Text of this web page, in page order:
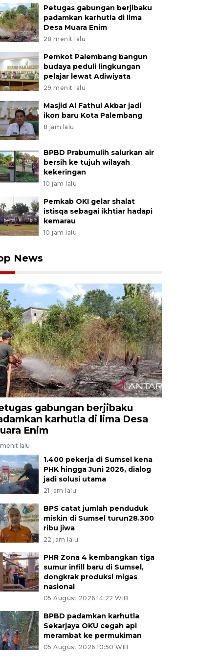
Petugas gabungan berjibaku
padamkan karhutla di lima
Desa Muara Enim
28 menit lalu
Pemkot Palembang bangun
budaya peduli lingkungan
pelajar lewat Adiwiyata
29 menit lalu
Masjid Al Fathul Akbar jadi
ikon baru Kota Palembang
8 jam lalu
BPBD Prabumulih salurkan air
bersih ke tujuh wilayah
kekeringan
10 jam lalu
Pemkab OKI gelar shalat
istisqa sebagai ikhtiar hadapi
kemarau
10 jam lalu
News
gabungan berjibaku
karhutla di lima Desa
Enim
lalu
1.400 pekerja di Sumsel kena
PHK hingga Juni 2026, dialog
jadi solusi utama
21 jam lalu
BPS catat jumlah penduduk
miskin di Sumsel turun28.300
ribu jiwa
22 jam lalu
PHR Zona 4 kembangkan tiga
sumur infill baru di Sumsel,
dongkrak produksi migas
nasional
05 August 2026 14:22 WIB
BPBD padamkan karhutla
Sekarjaya OKU cegah api
merambat ke permukiman
05 August 2026 10:50 WIB